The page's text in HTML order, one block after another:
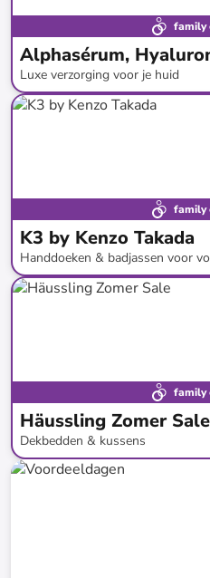
family
Alphasérum,
Luxe verzorging voor je huid
tot-92%*
family
K3 by Kenzo Takada
Handdoeken & badjassen voor
tot-72%*
family
Häussling Zomer Sale
Dekbedden & kussens
tot-71%*